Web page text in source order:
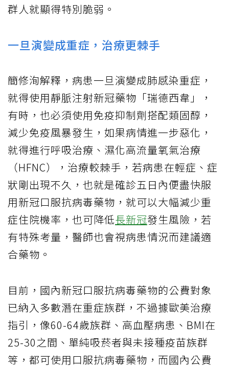
群人就顯得特別脆弱。
一旦演變成重症，治療更棘手
簡修洵解釋，病患一旦演變成肺感染重症，
就得使用靜脈注射新冠藥物「瑞德西韋」，
有時，也必須使用免疫抑制劑搭配類固醇，
減少免疫風暴發生，如果病情進一步惡化，
就得進行呼吸治療、濕化高流量氧氣治療
（HFNC），治療較棘手，若病患在輕症、症
狀剛出現不久，也就是確診五日內便盡快服
用新冠口服抗病毒藥物，就可以大幅減少重
症住院機率，也可降低長新冠發生風險，若
有特殊考量，醫師也會視病患情況而建議適
合藥物。
目前，國內新冠口服抗病毒藥物的公費對象
已納入多數潛在重症族群，不過據歐美治療
指引，像60-64歲族群、高血壓病患、BMI在
25-30之間、單純吸菸者與未接種疫苗族群
等，都可使用口服抗病毒藥物，而國內公費